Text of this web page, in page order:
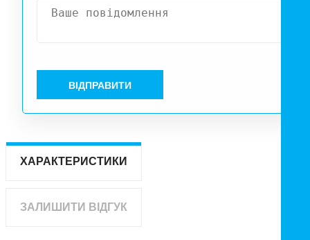
ВІДПРАВИТИ
ХАРАКТЕРИСТИКИ
ЗАЛИШИТИ ВІДГУК